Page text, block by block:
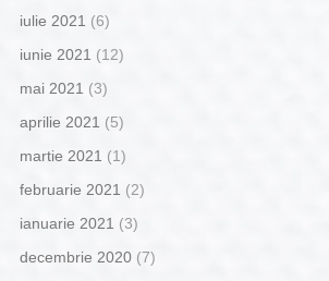
iulie 2021 (6)
iunie 2021 (12)
mai 2021 (3)
aprilie 2021 (5)
martie 2021 (1)
februarie 2021 (2)
ianuarie 2021 (3)
decembrie 2020(7)